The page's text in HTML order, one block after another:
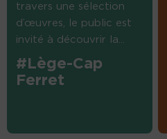
travers une sélection
d’œuvres, le public est
invité à découvrir la...
#Lège-Cap
Ferret